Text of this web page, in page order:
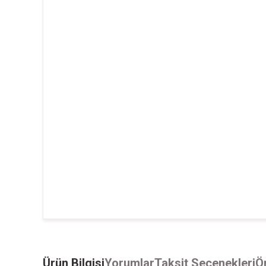
Ürün BilgisiYorumlarTaksit Seçenekleri